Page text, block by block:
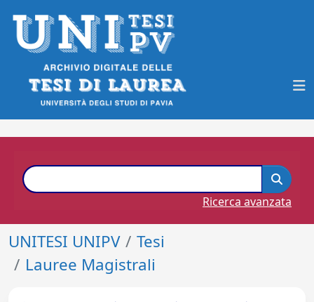
Ricerca avanzata
UNITESI UNIPV
Tesi
Lauree Magistrali